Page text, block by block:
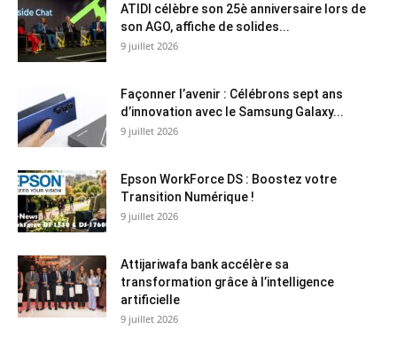
ATIDI célèbre son 25è anniversaire lors de
son AGO, affiche de solides...
9 juillet 2026
Façonner l’avenir : Célébrons sept ans
d’innovation avec le Samsung Galaxy...
9 juillet 2026
Epson WorkForce DS : Boostez votre
Transition Numérique !
9 juillet 2026
Attijariwafa bank accélère sa
transformation grâce à l’intelligence
artificielle
9 juillet 2026